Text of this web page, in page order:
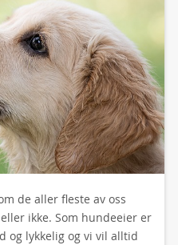
de aller fleste av oss
ikke. Som hundeeier er
og lykkelig og vi vil alltid